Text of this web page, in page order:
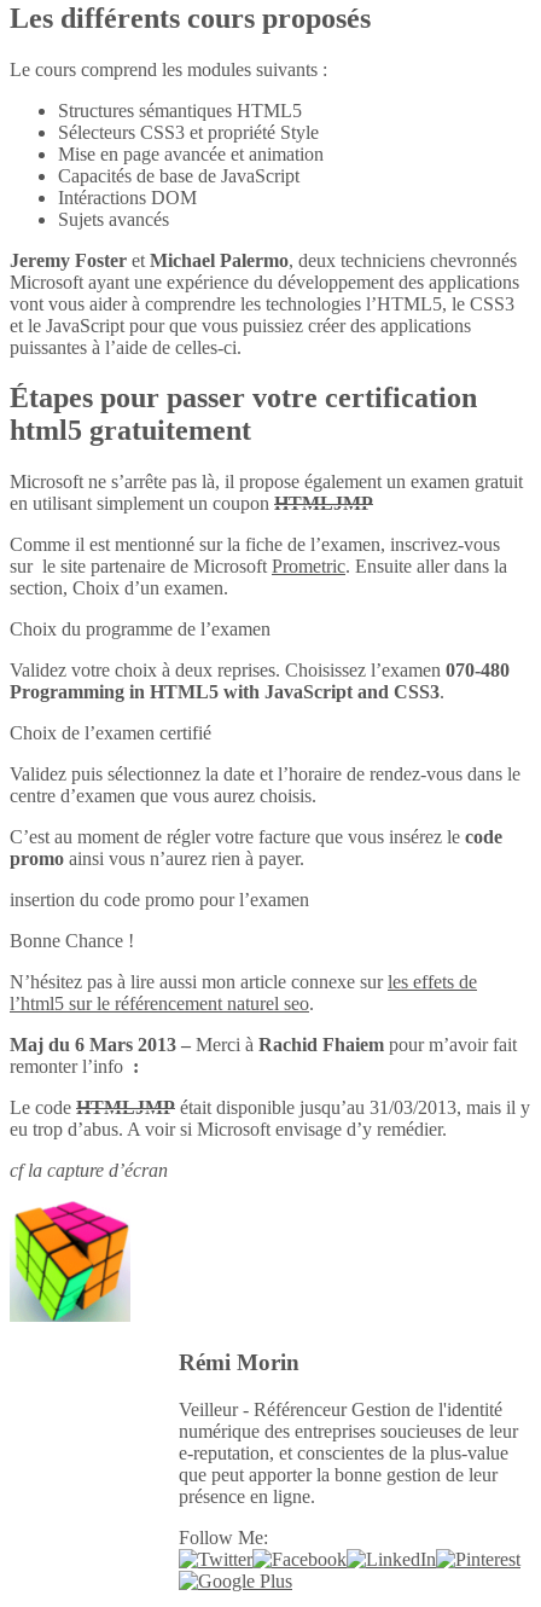
Les différents cours proposés
Le cours comprend les modules suivants :
Structures sémantiques HTML5
Sélecteurs CSS3 et propriété Style
Mise en page avancée et animation
Capacités de base de JavaScript
Intéractions DOM
Sujets avancés
Jeremy Foster et Michael Palermo, deux techniciens chevronnés
Microsoft ayant une expérience du développement des applications
vont vous aider à comprendre les technologies l’HTML5, le CSS3
et le JavaScript pour que vous puissiez créer des applications
puissantes à l’aide de celles-ci.
Étapes pour passer votre certification
html5 gratuitement
Microsoft ne s’arrête pas là, il propose également un examen gratuit
en utilisant simplement un coupon HTMLJMP
Comme il est mentionné sur la fiche de l’examen, inscrivez-vous
sur le site partenaire de Microsoft Prometric. Ensuite aller dans la
section, Choix d’un examen.
Choix du programme de l’examen
Validez votre choix à deux reprises. Choisissez l’examen 070-480
Programming in HTML5 with JavaScript and CSS3.
Choix de l’examen certifié
Validez puis sélectionnez la date et l’horaire de rendez-vous dans le
centre d’examen que vous aurez choisis.
C’est au moment de régler votre facture que vous insérez le code
promo ainsi vous n’aurez rien à payer.
insertion du code promo pour l’examen
Bonne Chance !
N’hésitez pas à lire aussi mon article connexe surles effets de
l’html5 sur le référencement naturel seo.
Maj du 6 Mars 2013 – Merci à Rachid Fhaiem pour m’avoir fait
remonter l’info :
Le code HTMLJMP était disponible jusqu’au 31/03/2013, mais il y
eu trop d’abus. A voir si Microsoft envisage d’y remédier.
cf la capture d’écran
Rémi Morin
Veilleur - Référenceur Gestion de l'identité
numérique des entreprises soucieuses de leur
e-reputation, et conscientes de la plus-value
que peut apporter la bonne gestion de leur
présence en ligne.
Follow Me: